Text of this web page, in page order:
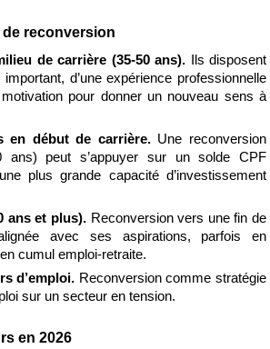
reconversion
de carrière (35-50 ans).
Ils disposent
important, d’une expérience professionnelle
motivation pour donner un nouveau sens à
en début de carrière. Une reconversion
ans) peut s’appuyer sur un solde CPF
plus grande capacité d’investissement
ans et plus). Reconversion vers une fin de
avec ses aspirations, parfois en
cumul emploi-retraite.
d’emploi. Reconversion comme stratégie
sur un secteur en tension.
en 2026